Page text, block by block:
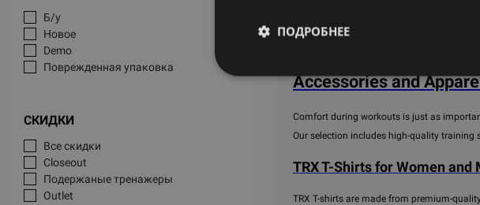
Б/у
Новое
Demo
Поврежденная упаковка
СКИДКИ
Все скидки
Closeout
Подержаные тренажеры
Outlet
Accessories and
Comfort during workouts is just as
Our selection includes high-quality training
TRX T-Shirts for Women and
TRX T-shirts are made from premium-
ПОДРОБНЕЕ